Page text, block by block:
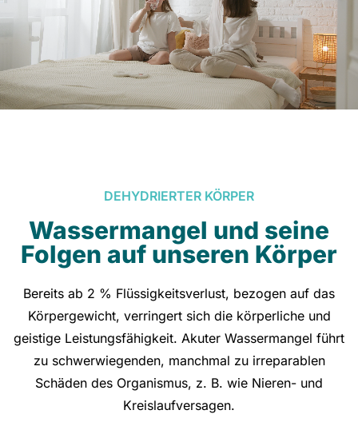
DEHYDRIERTER KÖRPER
Wassermangel und seine
Folgen auf unseren Körper
Bereits ab 2 % Flüssigkeitsverlust, bezogen auf das
Körpergewicht, verringert sich die körperliche und
geistige Leistungsfähigkeit. Akuter Wassermangel führt
zu schwerwiegenden, manchmal zu irreparablen
Schäden des Organismus, z. B. wie Nieren- und
Kreislaufversagen.